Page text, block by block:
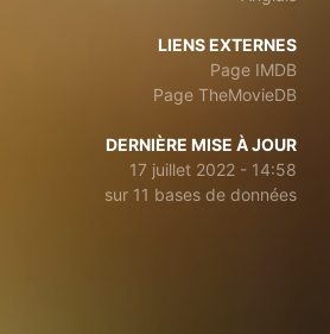
LIENS EXTERNES
Page IMDB
Page TheMovieDB
DERNIÈRE MISE À JOUR
17 juillet 2022 - 14:58
sur 11 bases de données